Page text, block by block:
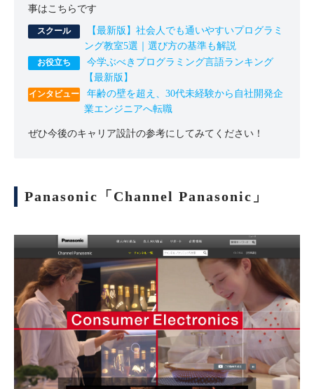
事はこちらです
【最新版】社会人でも通いやすいプログラミ
ング教室5選｜選び方の基準も解説
今学ぶべきプログラミング言語ランキング
【最新版】
年齢の壁を超え、30代未経験から自社開発企
業エンジニアへ転職
ぜひ今後のキャリア設計の参考にしてみてください！
Panasonic「Channel Panasonic」